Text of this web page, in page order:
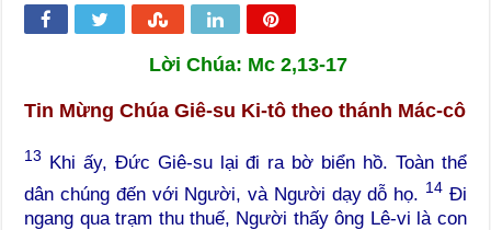
Lời Chúa: Mc 2,13-17
Tin Mừng Chúa Giê-su Ki-tô theo thánh Mác-cô
13
Khi ấy, Đức Giê-su lại đi ra bờ biển hồ. Toàn thể
dân chúng đến với Người, và Người dạy dỗ họ. 14Đi
ngang qua trạm thu thuế, Người thấy ông Lê-vi là con